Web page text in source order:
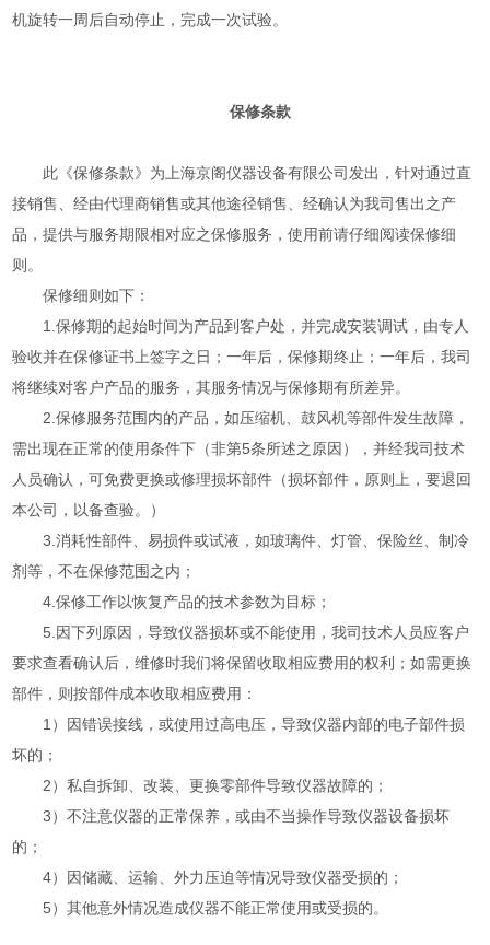
机旋转一周后自动停止，完成一次试验。
保修条款
此《保修条款》为上海京阁仪器设备有限公司发出，针对通过直
接销售、经由代理商销售或其他途径销售、经确认为我司售出之产
品，提供与服务期限相对应之保修服务，使用前请仔细阅读保修细
则。
保修细则如下：
1.保修期的起始时间为产品到客户处，并完成安装调试，由专人
验收并在保修证书上签字之日；一年后，保修期终止；一年后，我司
将继续对客户产品的服务，其服务情况与保修期有所差异。
2.保修服务范围内的产品，如压缩机、鼓风机等部件发生故障，
需出现在正常的使用条件下（非第5条所述之原因），并经我司技术
人员确认，可免费更换或修理损坏部件（损坏部件，原则上，要退回
本公司，以备查验。）
3.消耗性部件、易损件或试液，如玻璃件、灯管、保险丝、制冷
剂等，不在保修范围之内；
4.保修工作以恢复产品的技术参数为目标；
5.因下列原因，导致仪器损坏或不能使用，我司技术人员应客户
要求查看确认后，维修时我们将保留收取相应费用的权利；如需更换
部件，则按部件成本收取相应费用：
1）因错误接线，或使用过高电压，导致仪器内部的电子部件损
坏的；
2）私自拆卸、改装、更换零部件导致仪器故障的；
3）不注意仪器的正常保养，或由不当操作导致仪器设备损坏
的；
4）因储藏、运输、外力压迫等情况导致仪器受损的；
5）其他意外情况造成仪器不能正常使用或受损的。